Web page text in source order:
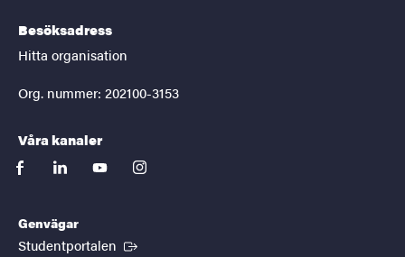
Besöksadress
Hitta organisation
Org. nummer: 202100-3153
Våra kanaler
facebooklinkedinyoutubeinstagram
Genvägar
Studentportalen (Extern länk)